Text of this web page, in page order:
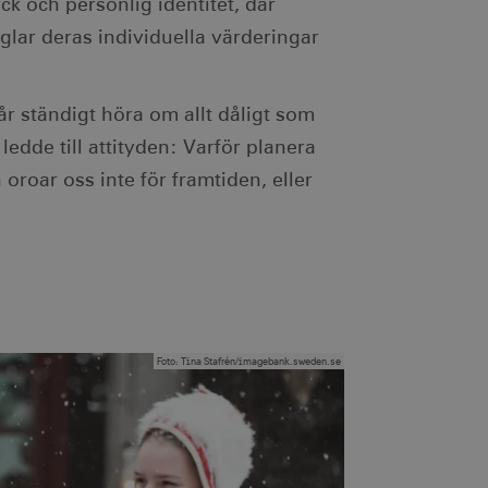
och personlig identitet, där
deras individuella värderingar
ständigt höra om allt dåligt som
till attityden: Varför planera
oroar oss inte för framtiden, eller
Foto: Tina Stafrén/imagebank.sweden.se
att Cookie-
Detta är fördelaktigt
om
vilket garanterar
webbstandarder
av webbplatser
en anonym
sida och används
information.
spenderas på
aktuella sessionen.
identifierbar
identifierbar